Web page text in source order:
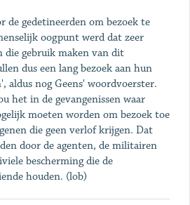
de gedetineerden om bezoek te
oogpunt werd dat zeer
die gebruik maken van dit
dus een lang bezoek aan hun
aldus nog Geens' woordvoerster.
het in de gevangenissen waar
moeten worden om bezoek toe
die geen verlof krijgen. Dat
door de agenten, de militairen
bescherming die de
houden. (lob)